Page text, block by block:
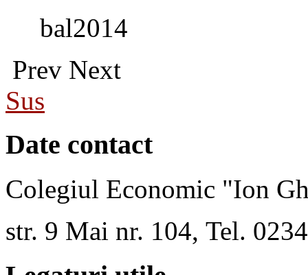
bal2014
Prev Next
Sus
Date contact
Colegiul Economic "Ion
str. 9 Mai nr. 104, Tel.